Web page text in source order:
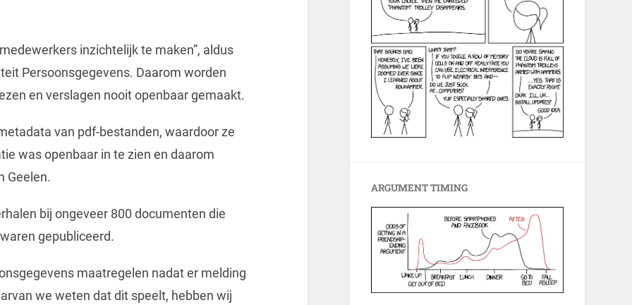
inzichtelijk te maken”, aldus
Persoonsgegevens. Daarom worden
en verslagen nooit openbaar gemaakt.
van pdf-bestanden, waardoor ze
was openbaar in te zien en daarom
Geelen.
bij ongeveer 800 documenten die
gepubliceerd.
maatregelen nadat er melding
we weten dat dit speelt, hebben wij
ARGUMENT TIMING